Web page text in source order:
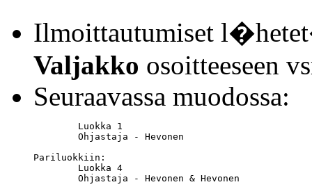
Ilmoittautumiset
Valjakko osoitteeseen
Seuraavassa muodossa:
Pariluokkiin:
	Ohjastaja - Hevonen & Hevonen